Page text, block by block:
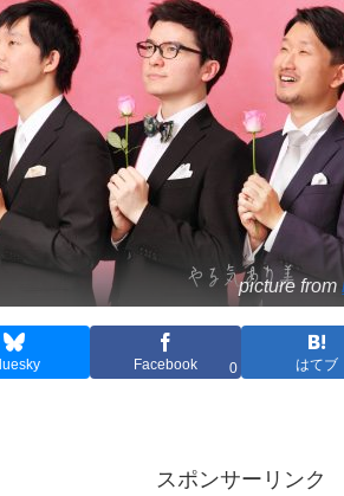
picture from
Facebook 0 はてブ
スポンサーリンク